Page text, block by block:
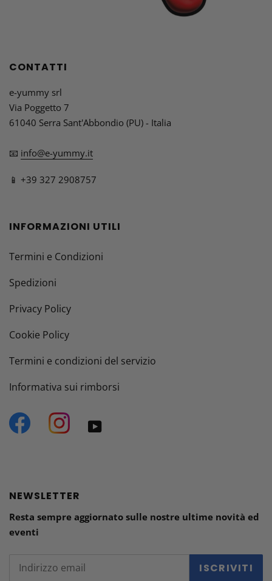
CONTATTI
e-yummy srl
Via Poggetto 7
61040 Serra Sant'Abbondio (PU) - Italia
📧 info@e-yummy.it
📱 +39 327 2908757
INFORMAZIONI UTILI
Termini e Condizioni
Spedizioni
Privacy Policy
Cookie Policy
Termini e condizioni del servizio
Informativa sui rimborsi
FacebookInstagramYouTube
NEWSLETTER
Resta sempre aggiornato sulle nostre ultime novità ed
eventi
ISCRIVITI